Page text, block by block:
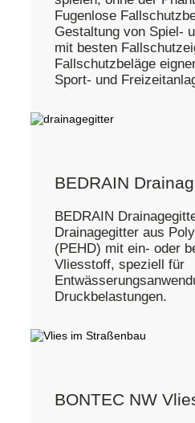
Fugenlose
Gestaltung von Spiel-
mit besten
Fallschutzbeläge
Sport- und
BEDRAIN
BEDRAIN
Drainagegitter aus
(PEHD) mit ein- oder
Vliesstoff, speziell für
Druckbelastungen.
BONTEC NW